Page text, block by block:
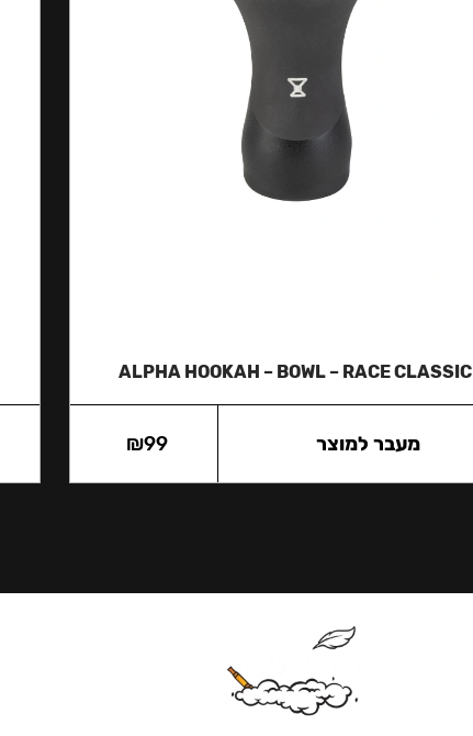
ALPHA HOOKAH – BOWL – RACE CLASSIC
₪99 מעבר למוצר